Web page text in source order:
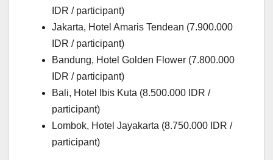
IDR / participant)
Jakarta, Hotel Amaris Tendean (7.900.000
IDR / participant)
Bandung, Hotel Golden Flower (7.800.000
IDR / participant)
Bali, Hotel Ibis Kuta (8.500.000 IDR /
participant)
Lombok, Hotel Jayakarta (8.750.000 IDR /
participant)